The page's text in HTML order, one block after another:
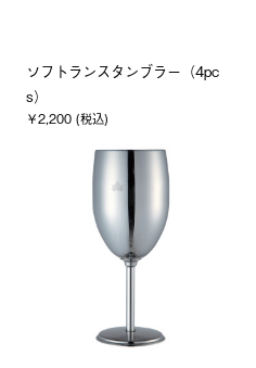
ソフトランスタンブラー（4pc
s）
￥2,200 (税込)